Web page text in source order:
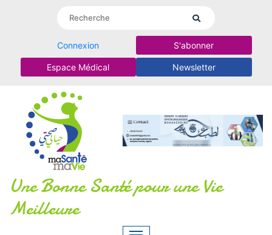
Connexion S'abonner
Espace Médical Newsletter
Une Bonne Santé pour une Vie
Meilleure